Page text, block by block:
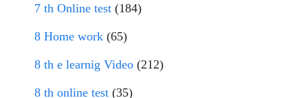
7 th Online test (184)
8 Home work (65)
8 th e learnig Video (212)
8 th online test (35)